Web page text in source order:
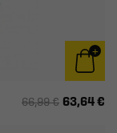
66,99 € 63,64 €